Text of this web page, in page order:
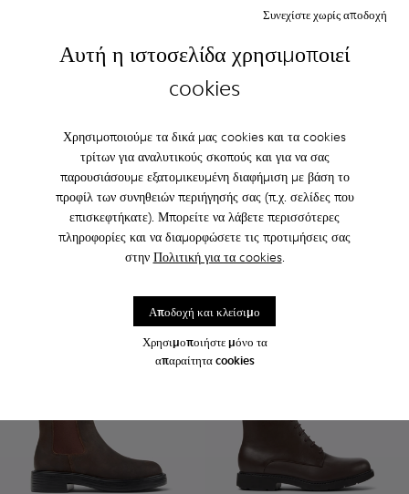
Αυτή η ιστοσελίδα χρησιμοποιεί
cookies
Χρησιμοποιούμε τα δικά μας cookies και τα cookies
τρίτων για αναλυτικούς σκοπούς και για να σας
παρουσιάσουμε εξατομικευμένη διαφήμιση με βάση το
προφίλ των συνηθειών περιήγησής σας (π.χ. σελίδες που
επισκεφτήκατε). Μπορείτε να λάβετε περισσότερες
πληροφορίες και να διαμορφώσετε τις προτιμήσεις σας
στην Πολιτική για τα cookies.
Χρησιμοποιήστε μόνο τα
απαραίτητα cookies
Συνεχίστε χωρίς αποδοχή
Αποδοχή και κλείσιμο
Neuman - K400248-005 - Καφέ ψηλές μπότες από δέρμα
Neuman - K400248-003
Neuman
Pix Berlin - K400807-001 -
Pix Berlin -
Pix Berlin
250 €
Προσθήκη